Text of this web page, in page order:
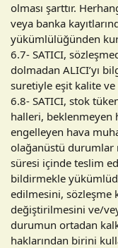
olması şarttır.
veya banka
yükümlülüğünden
6.7- SATICI,
dolmadan ALICI’yı
suretiyle eşit kalite
6.8- SATICI, stok
halleri, beklenmeyen
engelleyen hava
olağanüstü durumlar
süresi içinde teslim
bildirmekle
edilmesini, sözleşme
değiştirilmesini ve/
durumun ortadan
haklarından birini